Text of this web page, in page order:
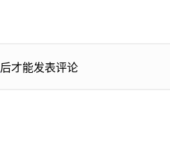
后才能发表评论